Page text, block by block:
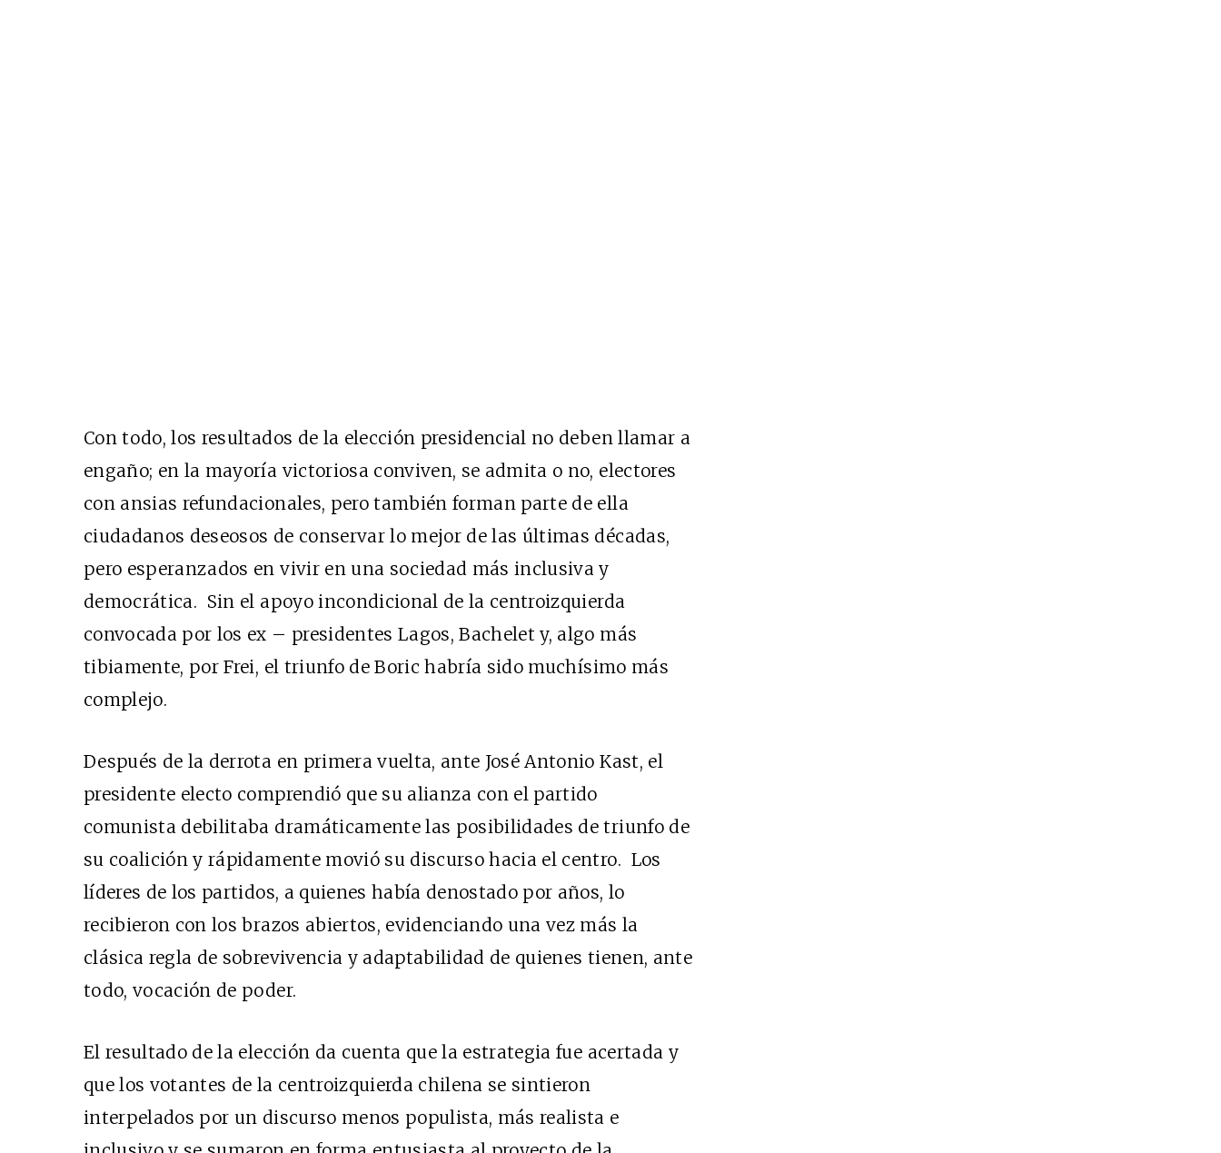
Con todo, los resultados de la elección presidencial no deben llamar a
engaño; en la mayoría victoriosa conviven, se admita o no, electores
con ansias refundacionales, pero también forman parte de ella
ciudadanos deseosos de conservar lo mejor de las últimas décadas,
pero esperanzados en vivir en una sociedad más inclusiva y
democrática. Sin el apoyo incondicional de la centroizquierda
convocada por los ex – presidentes Lagos, Bachelet y, algo más
tibiamente, por Frei, el triunfo de Boric habría sido muchísimo más
complejo.
Después de la derrota en primera vuelta, ante José Antonio Kast, el
presidente electo comprendió que su alianza con el partido
comunista debilitaba dramáticamente las posibilidades de triunfo de
su coalición y rápidamente movió su discurso hacia el centro. Los
líderes de los partidos, a quienes había denostado por años, lo
recibieron con los brazos abiertos, evidenciando una vez más la
clásica regla de sobrevivencia y adaptabilidad de quienes tienen, ante
todo, vocación de poder.
El resultado de la elección da cuenta que la estrategia fue acertada y
que los votantes de la centroizquierda chilena se sintieron
interpelados por un discurso menos populista, más realista e